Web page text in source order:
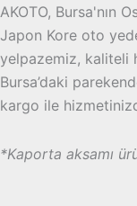
AKOTO, Bursa'nın
Japon Kore oto
yelpazemiz, kaliteli
Bursa’daki
kargo ile
*Kaporta aksamı